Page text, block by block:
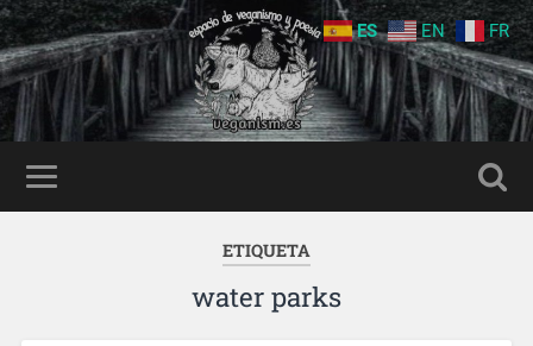
ETIQUETA
water parks
ES EN FR